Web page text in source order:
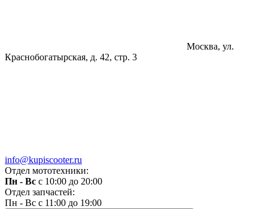
Москва, ул.
Краснобогатырская, д. 42, стр. 3
info@kupiscooter.ru
Отдел мототехники:
Пн - Вс с 10:00 до 20:00
Отдел запчастей:
Пн - Вс с 11:00 до 19:00